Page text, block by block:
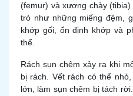
(femur) và xương chày
trò như những miếng đệm,
khớp gối, ổn định khớp và
thể.
Rách sụn chêm xảy ra khi
bị rách. Vết rách có thể
lớn, làm sụn chêm bị tách